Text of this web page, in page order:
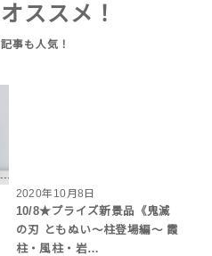
ススメ！
2020年10月8日
10/8★プライズ新景品《鬼滅
の刃 ともぬい〜柱登場編〜 霞
柱・風柱・岩…